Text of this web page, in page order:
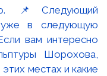
📌Следующий
уже в следующую
вам интересно
Шорохова,
местах и какие